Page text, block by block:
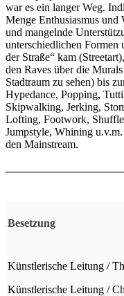
war es ein langer Weg.
Menge Enthusiasmus und
und mangelnde
unterschiedlichen Formen
der Straße“ kam
den Raves über die
Stadtraum zu sehen) bis
Hypedance, Popping,
Skipwalking, Jerking,
Lofting, Footwork,
Jumpstyle, Whining
den Mainstream.
Besetzung
Künstlerische Leitung /
Künstlerische Leitung /